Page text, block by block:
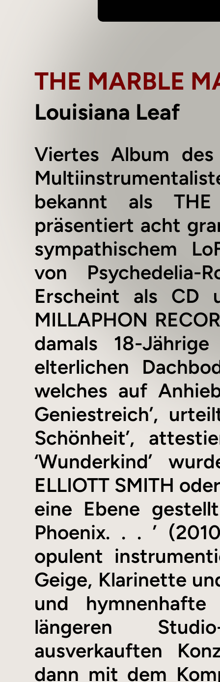
THE MARBLE
Louisiana Leaf
Viertes Album
bekannt als THE
präsentiert acht
sympathischem
von
Erscheint als CD
MILLAPHON
damals 18-
elterlichen
welches auf
Geniestreich’,
Schönheit’,
‘Wunderkind’
ELLIOTT SMITH
eine Ebene
Phoenix. . . ’
opulent
Geige, Klarinette
und
längeren
ausverkauften
dann mit dem